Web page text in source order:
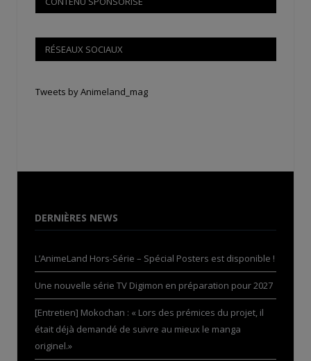
RÉSEAUX SOCIAUX
Tweets by Animeland_mag
DERNIÈRES NEWS
L’AnimeLand Hors-Série – Spécial Posters est disponible !
Une nouvelle série TV Digimon en préparation pour 2027
[Entretien] Mokochan : « Lors des prémices du projet, il
était déjà demandé de suivre au mieux le manga
originel.»